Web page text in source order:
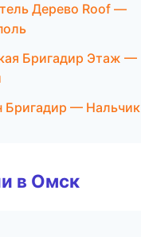
Дерево Roof —
Бригадир Этаж —
Бригадир — Нальчик
в Омск